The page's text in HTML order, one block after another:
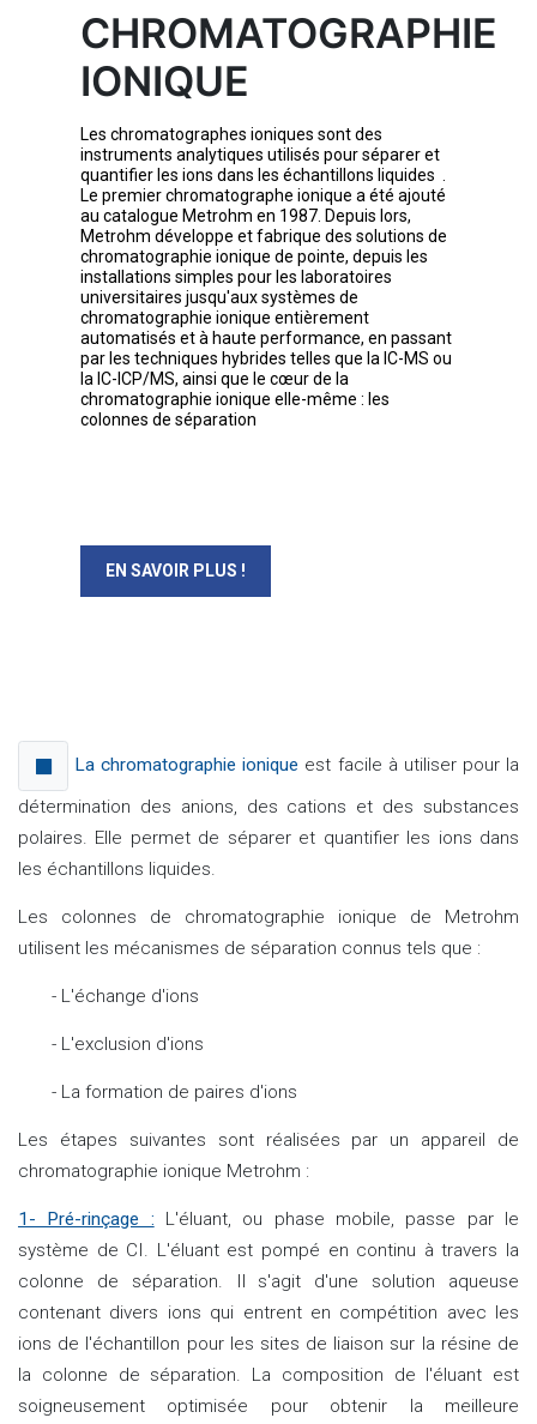
CHROMATOGRAPHIE
IONIQUE
Les chromatographes ioniques sont des
instruments analytiques utilisés pour séparer et
quantifier les ions dans les échantillons liquides .
Le premier chromatographe ionique a été ajouté
au catalogue Metrohm en 1987. Depuis lors,
Metrohm développe et fabrique des solutions de
chromatographie ionique de pointe, depuis les
installations simples pour les laboratoires
universitaires jusqu'aux systèmes de
chromatographie ionique entièrement
automatisés et à haute performance, en passant
par les techniques hybrides telles que la IC-MS ou
la IC-ICP/MS, ainsi que le cœur de la
chromatographie ionique elle-même : les
colonnes de séparation
EN SAVOIR PLUS !
La chromatographie ionique est facile à utiliser pour la
détermination des anions, des cations et des substances
polaires. Elle permet de séparer et quantifier les ions dans
les échantillons liquides.
Les colonnes de chromatographie ionique de Metrohm
utilisent les mécanismes de séparation connus tels que :
- L'échange d'ions
- L'exclusion d'ions
- La formation de paires d'ions
Les étapes suivantes sont réalisées par un appareil de
chromatographie ionique Metrohm :
1- Pré-rinçage :
L'éluant, ou phase mobile, passe par le
système de CI. L'éluant est pompé en continu à travers la
colonne de séparation. Il s'agit d'une solution aqueuse
contenant divers ions qui entrent en compétition avec les
ions de l'échantillon pour les sites de liaison sur la résine de
la colonne de séparation. La composition de l'éluant est
soigneusement optimisée pour obtenir la meilleure